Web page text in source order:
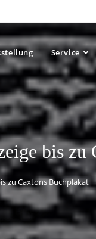
Service
bis
zu Caxtons Buchplakat